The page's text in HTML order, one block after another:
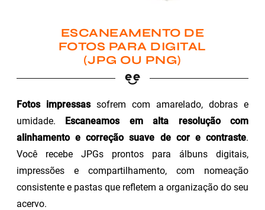
ESCANEAMENTO DE
FOTOS PARA DIGITAL
(JPG OU PNG)
Fotos impressassofrem com amarelado, dobras e
umidade. Escaneamos em alta resolução com
alinhamento e correção suave de cor e contraste.
Você recebe JPGs prontos para álbuns digitais,
impressões e compartilhamento, com nomeação
consistente e pastas que refletem a organização do seu
acervo.